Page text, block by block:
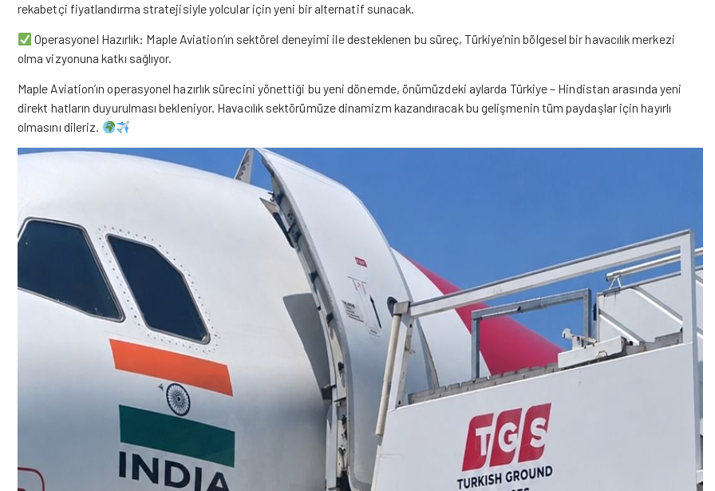
rekabetçi fiyatlandırma stratejisiyle yolcular için yeni bir alternatif sunacak.
Operasyonel Hazırlık: Maple Aviation’ın sektörel deneyimi ile desteklenen bu süreç, Türkiye’nin bölgesel bir havacılık merkezi
olma vizyonuna katkı sağlıyor.
Maple Aviation’ın operasyonel hazırlık sürecini yönettiği bu yeni dönemde, önümüzdeki aylarda Türkiye – Hindistan arasında yeni
direkt hatların duyurulması bekleniyor. Havacılık sektörümüze dinamizm kazandıracak bu gelişmenin tüm paydaşlar için hayırlı
olmasını dileriz.